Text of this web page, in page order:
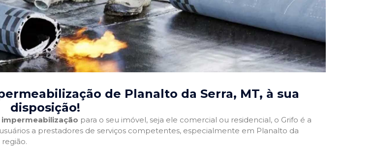
de Planalto da Serra, MT, à sua
disposição!
para o seu imóvel, seja ele comercial ou residencial, o Grifo é a
a prestadores de serviços competentes, especialmente em Planalto da